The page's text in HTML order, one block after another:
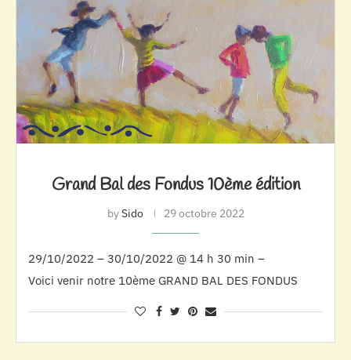
Grand Bal des Fondus 10ème édition
bySido 29 octobre 2022
29/10/2022 – 30/10/2022 @ 14 h 30 min –
Voici venir notre 10ème GRAND BAL DES FONDUS